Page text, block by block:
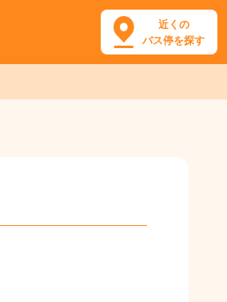
近くの
バス停を探す